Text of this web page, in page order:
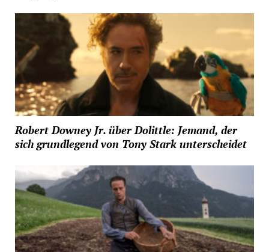
Robert Downey Jr. über Dolittle: Jemand, der
sich grundlegend von Tony Stark unterscheidet